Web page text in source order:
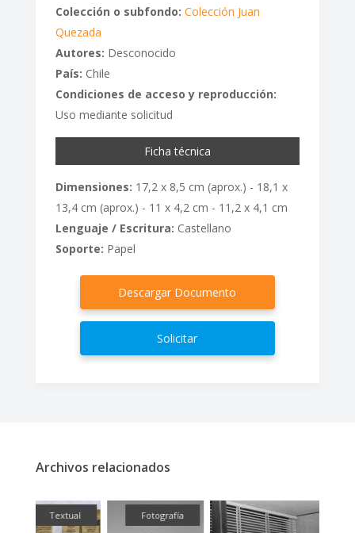
Colección o subfondo: Colección Juan
Quezada
Autores: Desconocido
País: Chile
Condiciones de acceso y reproducción:
Uso mediante solicitud
Ficha técnica
Dimensiones: 17,2 x 8,5 cm (aprox.) - 18,1 x
13,4 cm (aprox.) - 11 x 4,2 cm - 11,2 x 4,1 cm
Lenguaje / Escritura: Castellano
Soporte: Papel
Descargar Documento
Solicitar
Archivos relacionados
Fotografía Fotografía